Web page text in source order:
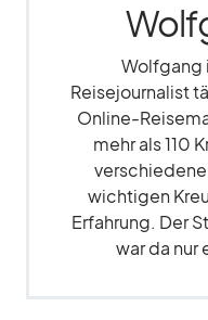
Wolfgang
Reisejournalist
Online-
mehr als 110
wichtigen
Erfahrung. Der
war da nur